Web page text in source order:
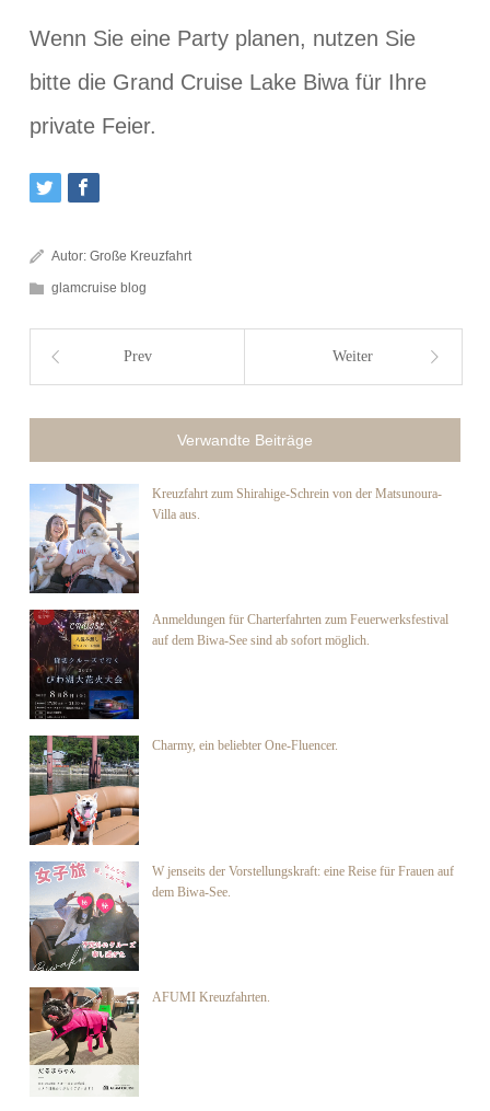
Wenn Sie eine Party planen, nutzen Sie
bitte die Grand Cruise Lake Biwa für Ihre
private Feier.
Autor:Große Kreuzfahrt
glamcruise blog
Prev Weiter
Verwandte Beiträge
Kreuzfahrt zum Shirahige-Schrein von der Matsunoura-
Villa aus.
Anmeldungen für Charterfahrten zum Feuerwerksfestival
auf dem Biwa-See sind ab sofort möglich.
Charmy, ein beliebter One-Fluencer.
W jenseits der Vorstellungskraft: eine Reise für Frauen auf
dem Biwa-See.
AFUMI Kreuzfahrten.